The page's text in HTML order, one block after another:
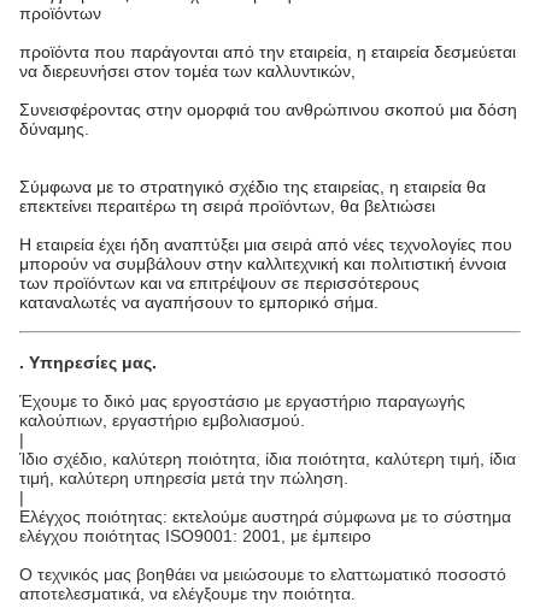
προϊόντων
προϊόντα που παράγονται από την εταιρεία, η εταιρεία δεσμεύεται
να διερευνήσει στον τομέα των καλλυντικών,
Συνεισφέροντας στην ομορφιά του ανθρώπινου σκοπού μια δόση
δύναμης.
Σύμφωνα με το στρατηγικό σχέδιο της εταιρείας, η εταιρεία θα
επεκτείνει περαιτέρω τη σειρά προϊόντων, θα βελτιώσει
Η εταιρεία έχει ήδη αναπτύξει μια σειρά από νέες τεχνολογίες που
μπορούν να συμβάλουν στην καλλιτεχνική και πολιτιστική έννοια
των προϊόντων και να επιτρέψουν σε περισσότερους
καταναλωτές να αγαπήσουν το εμπορικό σήμα.
. Υπηρεσίες μας.
Έχουμε το δικό μας εργοστάσιο με εργαστήριο παραγωγής
καλούπιων, εργαστήριο εμβολιασμού.
|
Ίδιο σχέδιο, καλύτερη ποιότητα, ίδια ποιότητα, καλύτερη τιμή, ίδια
τιμή, καλύτερη υπηρεσία μετά την πώληση.
|
Ελέγχος ποιότητας: εκτελούμε αυστηρά σύμφωνα με το σύστημα
ελέγχου ποιότητας ISO9001: 2001, με έμπειρο
Ο τεχνικός μας βοηθάει να μειώσουμε το ελαττωματικό ποσοστό
αποτελεσματικά, να ελέγξουμε την ποιότητα.